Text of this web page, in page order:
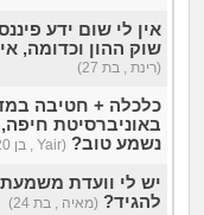
אין לי שום ידע
שוק ההון וכדומה,
(רינת , בת 27)
כלכלה + חטיבה
באוניברסיטת
נשמע טוב? (Yair , בן 20)
יש לי וועדת
להגיד? (מאיה , בת 24)